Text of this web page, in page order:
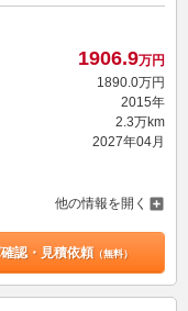
1906.9万円
1890. 0万円
2015年
2.3万km
2027年04月
他の情報を開く
認・見積依頼（無料）